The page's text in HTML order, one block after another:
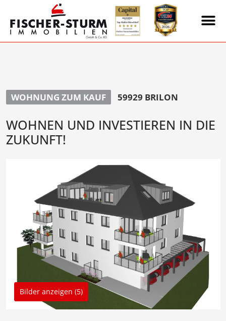
WOHNUNG ZUM KAUF 59929 BRILON
WOHNEN UND INVESTIEREN IN DIE
ZUKUNFT!
Bilder anzeigen (5)